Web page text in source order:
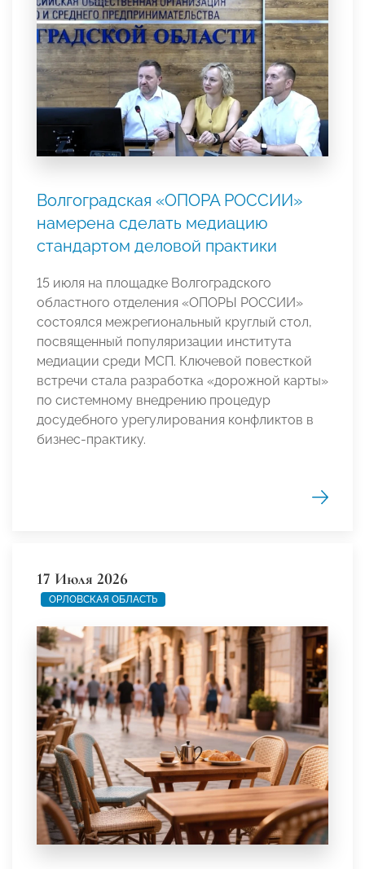
Волгоградская «ОПОРА РОССИИ»
намерена сделать медиацию
стандартом деловой практики
15 июля на площадке Волгоградского
областного отделения «ОПОРЫ РОССИИ»
состоялся межрегиональный круглый стол,
посвященный популяризации института
медиации среди МСП. Ключевой повесткой
встречи стала разработка «дорожной карты»
по системному внедрению процедур
досудебного урегулирования конфликтов в
бизнес-практику.
17 Июля 2026
ОРЛОВСКАЯ ОБЛАСТЬ